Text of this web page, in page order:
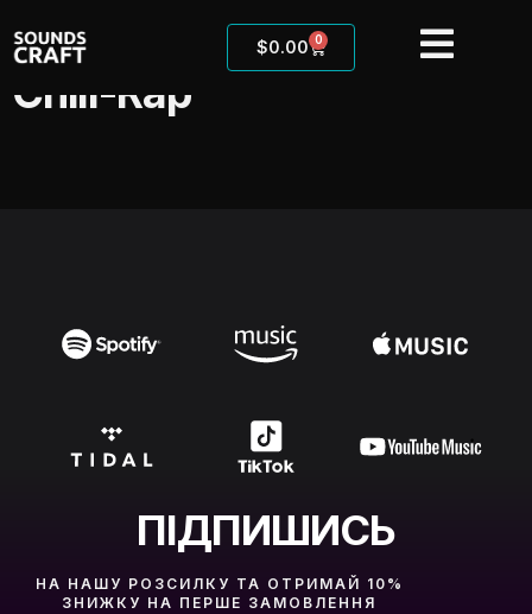
$0.00 0
Chill-Rap
ПІДПИШИСЬ
НА НАШУ РОЗСИЛКУ ТА ОТРИМАЙ 10%
ЗНИЖКУ НА ПЕРШЕ ЗАМОВЛЕННЯ